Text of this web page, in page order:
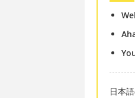
日本